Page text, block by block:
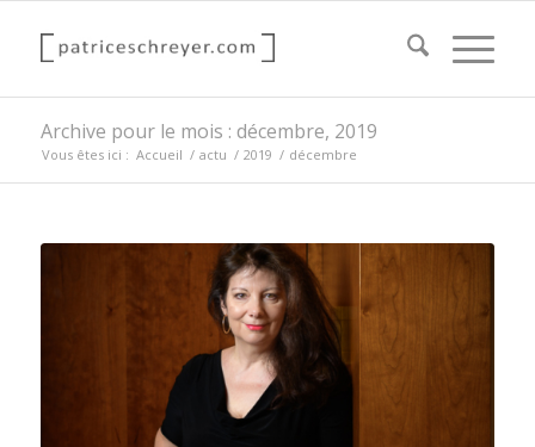
Archive pour le mois : décembre, 2019
Vous êtes ici : Accueil / actu / 2019 / décembre